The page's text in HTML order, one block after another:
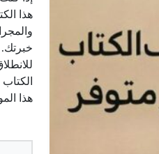
هذا
هذا